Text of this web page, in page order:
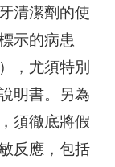
清潔劑的使
示的病患
，尤須特別
明書。另為
須徹底將假
反應，包括